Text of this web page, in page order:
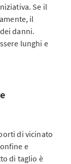
Se il
il
danni.
lunghi e
di vicinato
e
di taglio è